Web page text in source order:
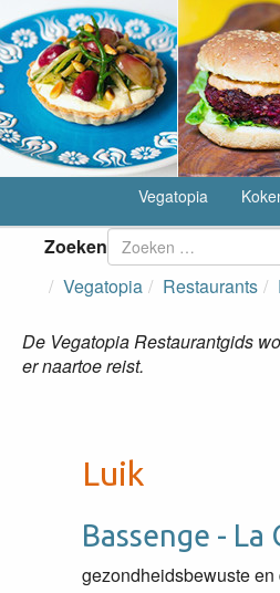
Vegatopia
Zoeken
Vegatopia
Restaurants
De Vegatopia Restaurantgids
er naartoe reist.
Luik
Bassenge -
gezondheidsbewuste